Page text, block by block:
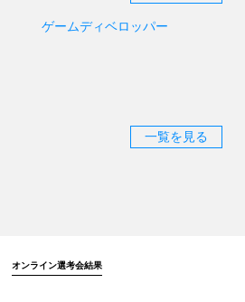
ゲームディベロッパー
一覧を見る
オンライン選考会結果